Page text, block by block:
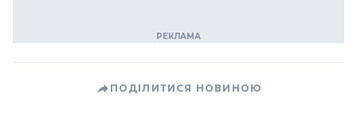
ПОДІЛИТИСЯ НОВИНОЮ